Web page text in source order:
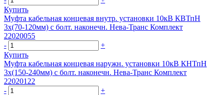
Купить
Муфта кабельная концевая внутр. установки 10кВ КВТпН
3х(70-120мм) с болт. наконечн. Нева-Транс Комплект
22020055
-
+
Купить
Муфта кабельная концевая наружн. установки 10кВ КНТпН
3х(150-240мм) с болт. наконечн. Нева-Транс Комплект
22020122
-
+